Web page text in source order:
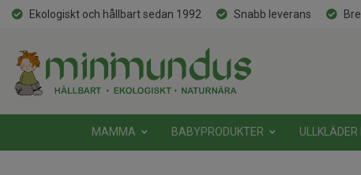
Ekologiskt och hållbart sedan 1992 Snabb leverans
MAMMA BABYPRODUKTER ULLKLÄDER